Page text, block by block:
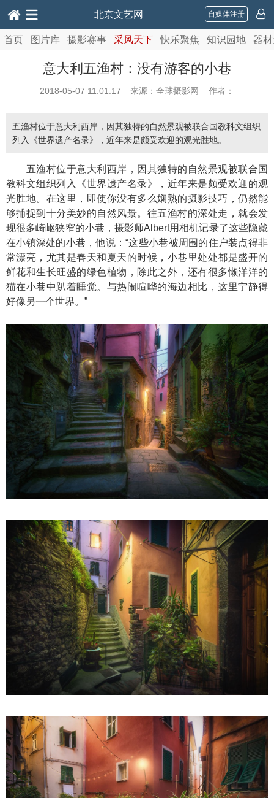
北京文艺网 自媒体注册
首页 图片库 摄影赛事 采风天下 快乐聚焦 知识园地 器
意大利五渔村：没有游客的小巷
2018-05-07 11:01:17 来源：全球摄影网 作者：
五渔村位于意大利西岸，因其独特的自然景观被联合国教科文组织
列入《世界遗产名录》，近年来是颇受欢迎的观光胜地。
五渔村位于意大利西岸，因其独特的自然景观被联合国
教科文组织列入《世界遗产名录》，近年来是颇受欢迎的观
光胜地。在这里，即使你没有多么娴熟的摄影技巧，仍然能
够捕捉到十分美妙的自然风景。往五渔村的深处走，就会发
现很多崎岖狭窄的小巷，摄影师Albert用相机记录了这些隐藏
在小镇深处的小巷，他说：“这些小巷被周围的住户装点得非
常漂亮，尤其是春天和夏天的时候，小巷里处处都是盛开的
鲜花和生长旺盛的绿色植物，除此之外，还有很多懒洋洋的
猫在小巷中趴着睡觉。与热闹喧哗的海边相比，这里宁静得
好像另一个世界。”